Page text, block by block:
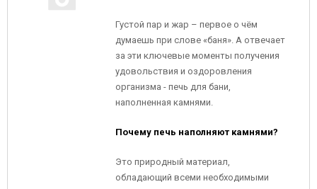
Густой пар и жар – первое о чём
думаешь при слове «баня». А отвечает
за эти ключевые моменты получения
удовольствия и оздоровления
организма - печь для бани,
наполненная камнями.
Почему печь наполняют камнями?
Это природный материал,
обладающий всеми необходимыми